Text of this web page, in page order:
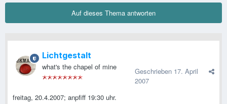
Auf dieses Thema antworten
Lichtgestalt
what's the chapel of mine Geschrieben 17. April
2007
freitag, 20.4.2007; anpfiff 19:30 uhr.